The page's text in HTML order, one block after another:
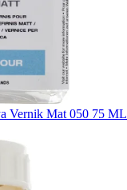
Vernik Mat 050 75 ML